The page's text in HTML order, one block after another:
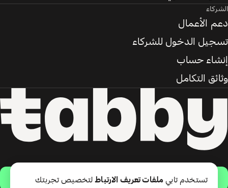
حمّل التطبيق
الشركاء
دعم الأعمال
تسجيل الدخول للشركاء
إنشاء حساب
وثائق التكامل
تستخدم تابي ملفات تعريف الارتباطلتخصيص تجربتك